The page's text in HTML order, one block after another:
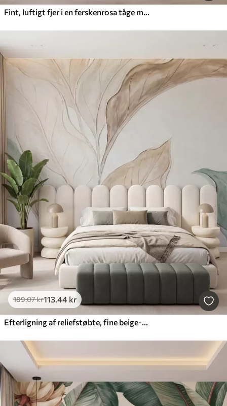
Fint, luftigt fjer i en ferskenrosa tåge med glans
189.07kr113.44 kr
Efterligning af reliefstøbte, fine beige-grønne blade